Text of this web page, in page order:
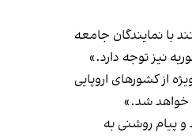
با نمایندگان جامعه
نیز توجه دارد.»
از کشورهای اروپایی
خواهد شد.»
پیام روشنی به